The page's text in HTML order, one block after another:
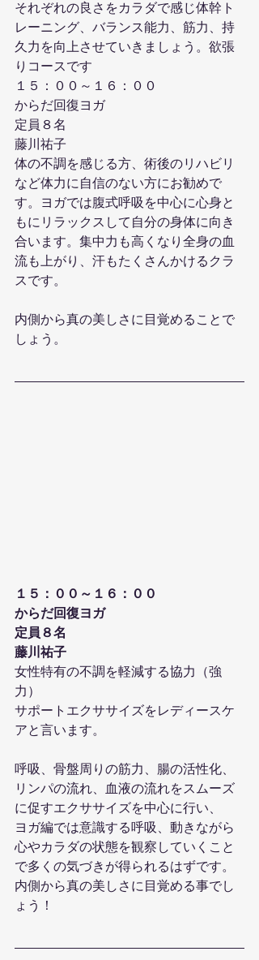
それぞれの良さをカラダで感じ体幹ト
レーニング、バランス能力、筋力、持
久力を向上させていきましょう。欲張
りコースです
１５：００～１６：００
からだ回復ヨガ
定員８名
藤川祐子
体の不調を感じる方、術後のリハビリ
など体力に自信のない方にお勧めで
す。ヨガでは腹式呼吸を中心に心身と
もにリラックスして自分の身体に向き
合います。集中力も高くなり全身の血
流も上がり、汗もたくさんかけるクラ
スです。
内側から真の美しさに目覚めることで
しょう。
１５：００～１６：００
からだ回復ヨガ
定員８名
藤川祐子
女性特有の不調を軽減する協力（強
力）
サポートエクササイズをレディースケ
アと言います。
呼吸、骨盤周りの筋力、腸の活性化、
リンパの流れ、血液の流れをスムーズ
に促すエクササイズを中心に行い、
ヨガ編では意識する呼吸、動きながら
心やカラダの状態を観察していくこと
で多くの気づきが得られるはずです。
内側から真の美しさに目覚める事でし
ょう！